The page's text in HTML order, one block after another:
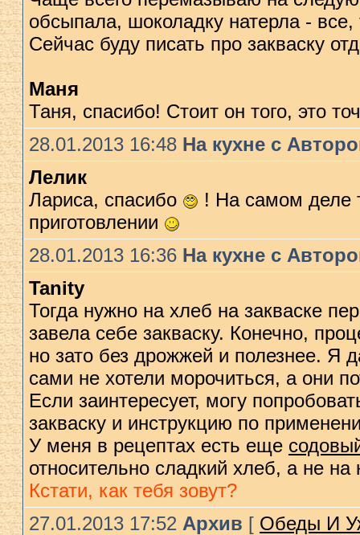
обсыпала, шоколадку натерла - все,
Сейчас буду писать про закваску
Маня
Таня, спасибо! Стоит он того, это
28.01.2013 16:48 На кухне с
Лелик
Лариса, спасибо
! На самом деле
приготовлении
28.01.2013 16:36 На кухне с
Tanity
Тогда нужно на хлеб на закваске
завела себе закваску. Конечно,
но зато без дрожжей и полезнее. Я
сами не хотели морочиться, а они
Если заинтересует, могу
закваску и инструкцию по
У меня в рецептах есть еще
относительно сладкий хлеб, а не на
Кстати, как тебя зовут?
27.01.2013 17:52 Архив [ Обеды И